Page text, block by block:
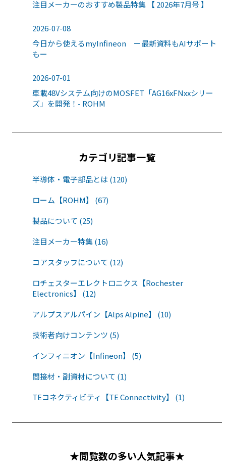
注目メーカーのおすすめ製品特集 【 2026年7月号 】
2026-07-08
今日から使えるmyInfineon ー最新資料もAIサポート
もー
2026-07-01
車載48Vシステム向けのMOSFET「AG16xFNxxシリー
ズ」を開発！- ROHM
カテゴリ記事一覧
半導体・電子部品とは (120)
ローム【ROHM】 (67)
製品について (25)
注目メーカー特集 (16)
コアスタッフについて (12)
ロチェスターエレクトロニクス【Rochester
Electronics】 (12)
アルプスアルパイン【Alps Alpine】 (10)
技術者向けコンテンツ (5)
インフィニオン【Infineon】 (5)
間接材・副資材について (1)
TEコネクティビティ【TE Connectivity】 (1)
★閲覧数の多い人気記事★